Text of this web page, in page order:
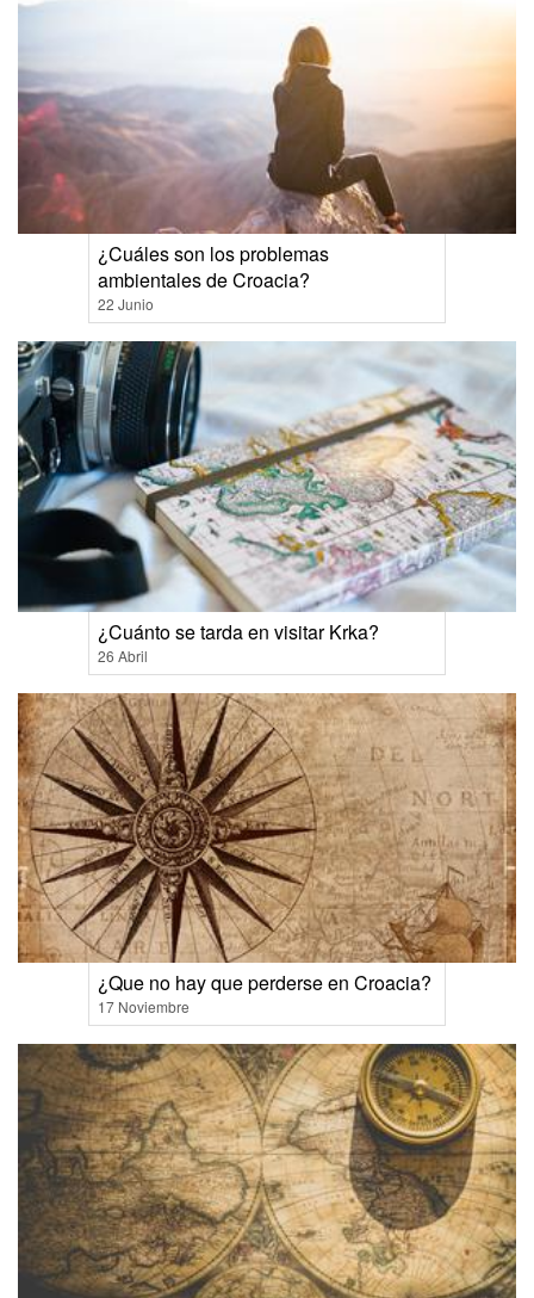
¿Cuáles son los problemas
ambientales de Croacia?
22 Junio
¿Cuánto se tarda en visitar Krka?
26 Abril
¿Que no hay que perderse en Croacia?
17 Noviembre